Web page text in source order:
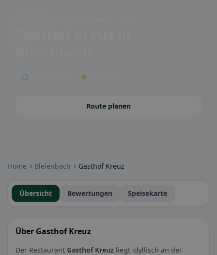
🕒 Jetzt geöffnet 🌤 Terrasse
Route planen
Home Bleienbach Gasthof Kreuz
Übersicht Bewertungen Speisekarte
Über Gasthof Kreuz
Der Restaurant Gasthof Kreuz liegt idyllisch an der